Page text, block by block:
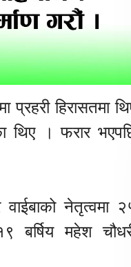
प्रहरी हिरासतमा
थिए । फरार
नेतृत्वमा
बर्षिय महेश